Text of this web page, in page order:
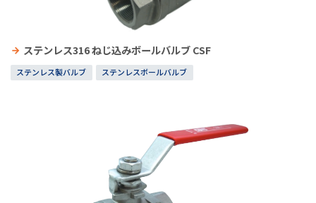
ステンレス316 ねじ込みボールバルブ CSF
ステンレス製バルブ ステンレスボールバルブ